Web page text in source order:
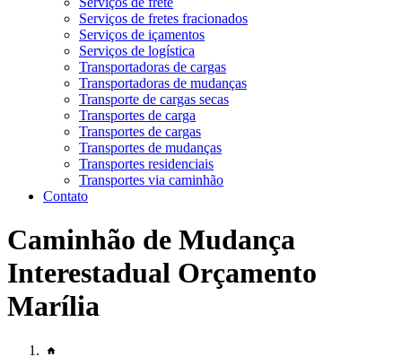
Serviços de fretes fracionados
Serviços de içamentos
Serviços de logística
Transportadoras de cargas
Transportadoras de mudanças
Transporte de cargas secas
Transportes de carga
Transportes de cargas
Transportes de mudanças
Transportes residenciais
Transportes via caminhão
Contato
Caminhão de Mudança
Interestadual Orçamento
Marília